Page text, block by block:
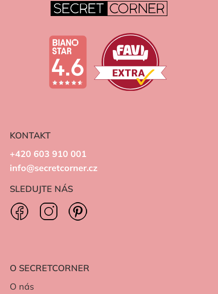
KONTAKT
+420 603 910 001
info@secretcorner.cz
SLEDUJTE NÁS
O SECRETCORNER
O nás